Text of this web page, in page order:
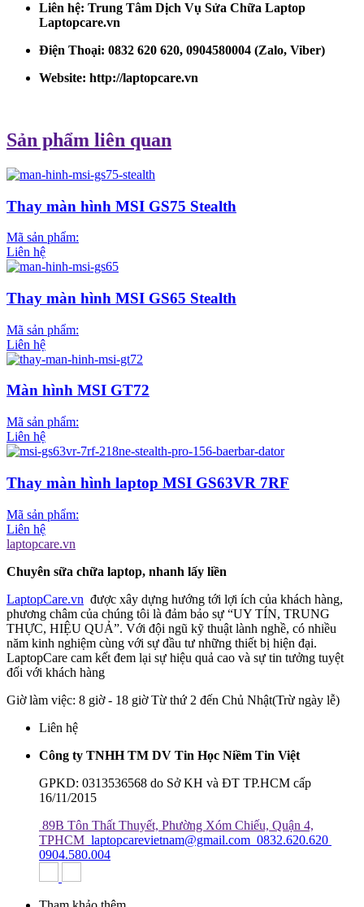
Liên hệ: Trung Tâm Dịch Vụ Sửa Chữa Laptop
Laptopcare.vn
Điện Thoại: 0832 620 620, 0904580004 (Zalo, Viber)
Website: http://laptopcare.vn
Sản phẩm liên quan
Thay màn hình MSI GS75 Stealth
Mã sản phẩm:
Liên hệ
Thay màn hình MSI GS65 Stealth
Mã sản phẩm:
Liên hệ
Màn hình MSI GT72
Mã sản phẩm:
Liên hệ
Thay màn hình laptop MSI GS63VR 7RF
Mã sản phẩm:
Liên hệ
laptopcare.vn
Chuyên sữa chữa laptop, nhanh lấy liền
LaptopCare.vn được xây dựng hướng tới lợi ích của khách hàng,
phương châm của chúng tôi là đảm bảo sự “UY TÍN, TRUNG
THỰC, HIỆU QUẢ”. Với đội ngũ kỹ thuật lành nghề, có nhiều
năm kinh nghiệm cùng với sự đầu tư những thiết bị hiện đại.
LaptopCare cam kết đem lại sự hiệu quả cao và sự tin tưởng tuyệt
đối với khách hàng
Giờ làm việc: 8 giờ - 18 giờ Từ thứ 2 đến Chủ Nhật(Trừ ngày lễ)
Liên hệ
Công ty TNHH TM DV Tin Học Niềm Tin Việt
GPKD: 0313536568 do Sở KH và ĐT TP.HCM cấp
16/11/2015
89B Tôn Thất Thuyết, Phường Xóm Chiếu, Quận 4,
TPHCM laptopcarevietnam@gmail.com 0832.620.620
0904.580.004